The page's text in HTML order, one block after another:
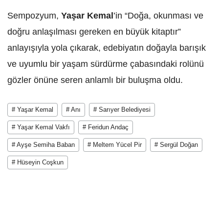
Sempozyum, Yaşar Kemal ’in “Doğa, okunması ve
doğru anlaşılması gereken en büyük kitaptır”
anlayışıyla yola çıkarak, edebiyatın doğayla barışık
ve uyumlu bir yaşam sürdürme çabasındaki rolünü
gözler önüne seren anlamlı bir buluşma oldu.
# Yaşar Kemal # Anı # Sarıyer Belediyesi
# Yaşar Kemal Vakfı # Feridun Andaç
# Ayşe Semiha Baban # Meltem Yücel Pir # Sergül Doğan
# Hüseyin Coşkun